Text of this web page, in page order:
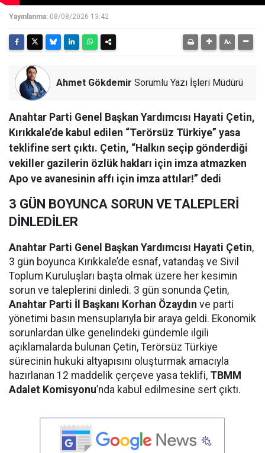
Yayınlanma: 08/08/2026 13:42
Ahmet Gökdemir Sorumlu Yazı İşleri Müdürü
Anahtar Parti Genel Başkan Yardımcısı Hayati Çetin,
Kırıkkale’de kabul edilen “Terörsüz Türkiye” yasa
teklifine sert çıktı. Çetin, “Halkın seçip gönderdiği
vekiller gazilerin özlük hakları için imza atmazken
Apo ve avanesinin affı için imza attılar!” dedi
3 GÜN BOYUNCA SORUN VE TALEPLERİ
DİNLEDİLER
Anahtar Parti Genel Başkan Yardımcısı Hayati Çetin,
3 gün boyunca Kırıkkale’de esnaf, vatandaş ve Sivil
Toplum Kuruluşları başta olmak üzere her kesimin
sorun ve taleplerini dinledi. 3 gün sonunda Çetin,
Anahtar Parti İl Başkanı Korhan Özaydın ve parti
yönetimi basın mensuplarıyla bir araya geldi. Ekonomik
sorunlardan ülke genelindeki gündemle ilgili
açıklamalarda bulunan Çetin, Terörsüz Türkiye
sürecinin hukuki altyapısını oluşturmak amacıyla
hazırlanan 12 maddelik çerçeve yasa teklifi, TBMM
Adalet Komisyonu’nda kabul edilmesine sert çıktı.